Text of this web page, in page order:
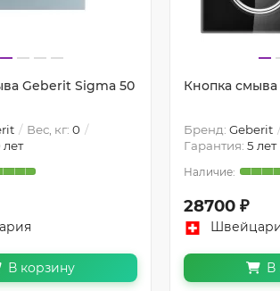
Geberit Sigma 50
Вес, кг: 0
лет
В корзину
Кнопка смыва
Бренд: Geberit
Гарантия: 5 лет
28700 ₽
В